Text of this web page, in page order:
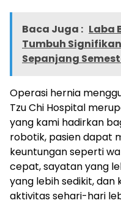
Baca Juga : Laba
Tumbuh
Sepanjang
Operasi hernia
Tzu Chi Hospital
yang kami hadirkan
robotik, pasien dapat
keuntungan seperti
cepat, sayatan yang
yang lebih sedikit,
aktivitas sehari-hari